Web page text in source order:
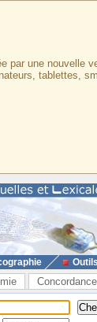
par une nouvelle
tablettes,
Outils
Concordance